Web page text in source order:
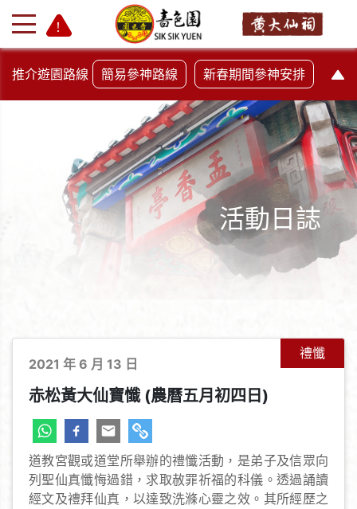
+
推介遊園路線 簡易參神路線 新春期間參神安排
活動日誌
禮懺
2021 年 6 月 13 日
赤松黃大仙寶懺 (農曆五月初四日)
道教宮觀或道堂所舉辦的禮懺活動，是弟子及信眾向
列聖仙真懺悔過錯，求取赦罪祈福的科儀。透過誦讀
經文及禮拜仙真，以達致洗滌心靈之效。其所經歷之